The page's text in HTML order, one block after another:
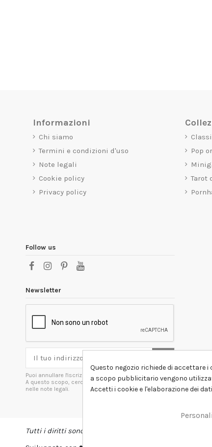
Informazioni
Chi siamo
Termini e condizioni d'uso
Note legali
Cookie policy
Privacy policy
Pop
Tarot
Follow us
Newsletter
Puoi annullare l'iscrizione in ogni momenti.
A questo scopo, cerca le info di contatto
nelle note legali.
Tutti i diritti sono riservati DSHIRT - P.IVA 04979670652
Questo negozio richiede di accettare
a scopo pubblicitario vengono
Accetti i cookie e l'elaborazione dei